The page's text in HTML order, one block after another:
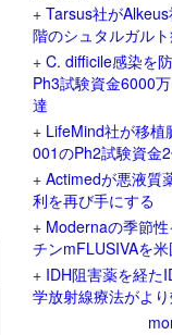
+ Tarsus社が
階のシュタルガル
+ C. difficile感染を
Ph3試験資金6000
達
+ LifeMind社が移植
001のPh2試験資金
+ Actimedが悪液質
利を再び手にする
+ Modernaの季節
チンmFLUSIVAを
+ IDH阻害薬を経た
学放射線療法がより